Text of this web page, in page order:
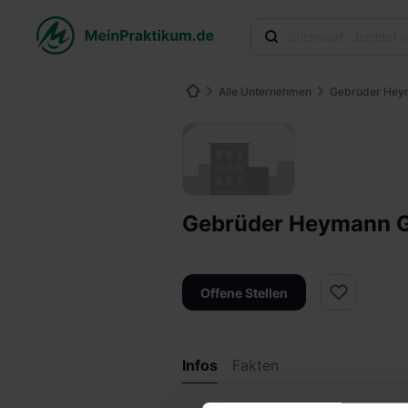
Alle Unternehmen Gebrüder
Gebrüder Heymann
Offene Stellen
Infos Fakten